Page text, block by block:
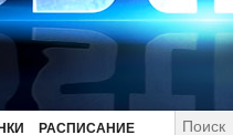
РАСПИСАНИЕ